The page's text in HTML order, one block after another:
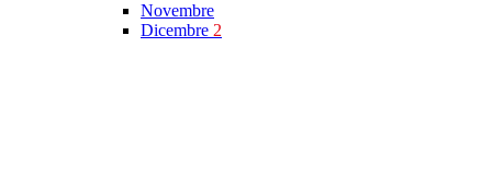
Novembre
Dicembre 2